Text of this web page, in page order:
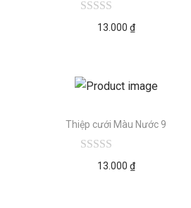
13.000 ₫
Thiệp cưới Màu Nước 9
13.000 ₫